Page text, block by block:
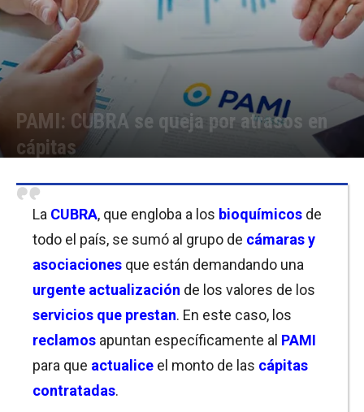
PAMI: CUBRA se queja por atrasos en
cápitas
La CUBRA, que engloba a los bioquímicos de
todo el país, se sumó al grupo de cámaras y
asociaciones que están demandando una
urgente actualización de los valores de los
servicios que prestan. En este caso, los
reclamos apuntan específicamente al PAMI
para que actualice el monto de las cápitas
contratadas.